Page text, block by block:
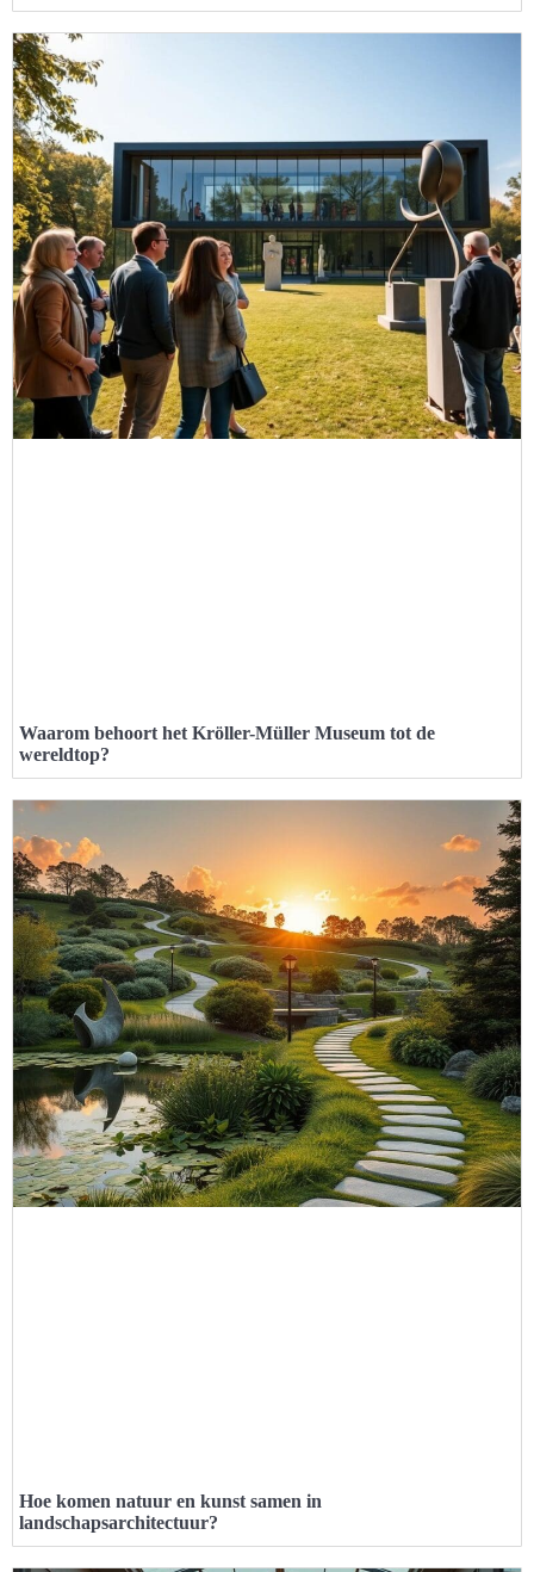
Waarom behoort het Kröller-Müller Museum tot de
wereldtop?
Hoe komen natuur en kunst samen in
landschapsarchitectuur?